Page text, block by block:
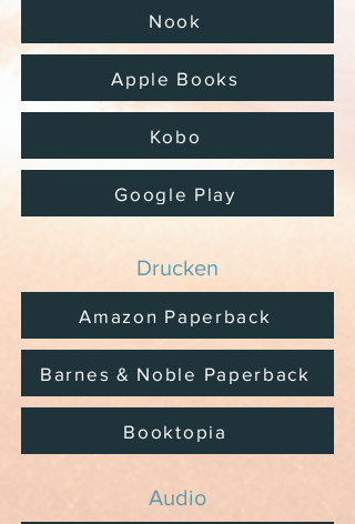
Nook
Apple Books
Kobo
Google Play
Drucken
Amazon Paperback
Barnes & Noble Paperback
Booktopia
Audio